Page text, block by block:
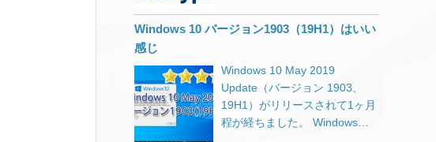
るものの、しばらくするとまた
同様の症状に。 危険を感じたの
バックア […]
いに有線LANをあちこちに設置
しておくとか。 ただ、いくら1
実用的なパソコンとして考えて
はダメだと思います。Wi-Fi環
境があってインターネットする
だけならアマゾンのタブレット
なければ、砂漠のド真ん中にお
独自システムの開発をやめてし
まい、Googleのシステムに頼っ
ている一強の前で、検索アルゴ
リズムが変更されるたびに為す
しか対応していないのと2スト
3台・4台と接続すると良く通信
が切れたりしていました。 業務
用はYAMAHA、家庭用はNECと
いう信念を10年以上貫いてきま
Webワーカー間の通信が失敗す
加の問題に対処します。 クロー
ズドキャプションの設定がアッ
プグレード後に保持される問題
を解決します。 オーディオまた
い、複数のssl証明書を管理して
ました。 原因が良くわからなか
ったので、該当ドメインを登録
し直すために現在の更新情報フ
ァイルを削除しました。 rm
Windows 10 バージョン1903（19H1）はいい
感じ
Windows 10 May 2019
Update（バージョン 1903、
19H1）がリリースされて1ヶ月
程が経ちました。 Windowsの